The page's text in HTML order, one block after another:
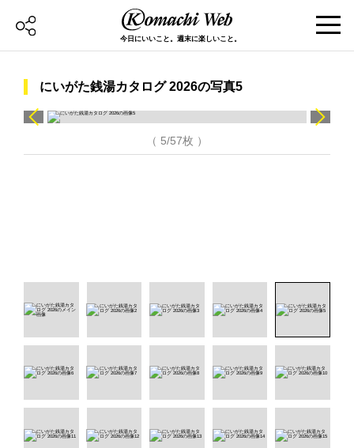
今日にいいこと。週末に楽しいこと。
にいがた銭湯カタログ 2026の写真5
（ 5/57枚 ）